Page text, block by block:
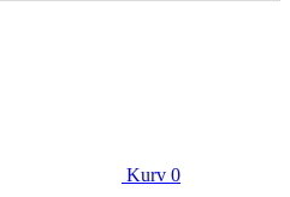
Kurv 0